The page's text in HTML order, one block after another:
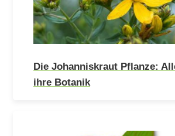
Die Johanniskraut Pflanze:
ihre Botanik